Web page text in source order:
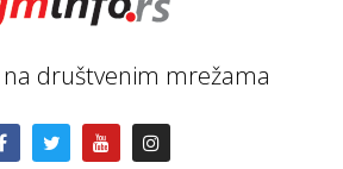
društvenim mrežama